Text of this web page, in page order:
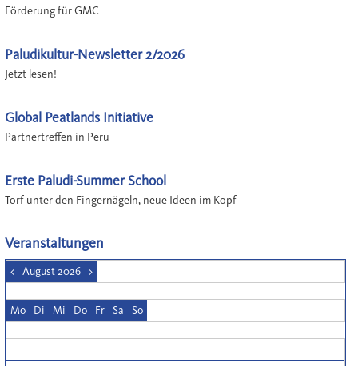
Förderung für GMC
Paludikultur-Newsletter 2/2026
Jetzt lesen!
Global Peatlands Initiative
Partnertreffen in Peru
Erste Paludi-Summer School
Torf unter den Fingernägeln, neue Ideen im Kopf
Veranstaltungen
< August 2026 >
Mo Di Mi Do Fr Sa So